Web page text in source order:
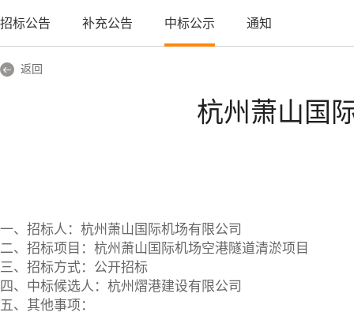
招标公告 补充公告 中标公示 通知
返回
杭州萧山国
一、招标人：杭州萧山国际机场有限公司
二、招标项目：杭州萧山国际机场空港隧道清淤项目
三、招标方式：公开招标
四、中标候选人：杭州熠港建设有限公司
五、其他事项：